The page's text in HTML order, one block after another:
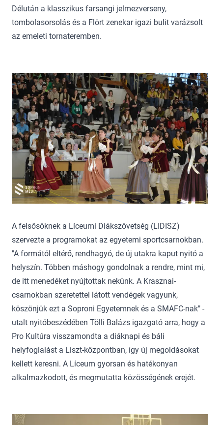
Délután a klasszikus farsangi jelmezverseny,
tombolasorsolás és a Flört zenekar igazi bulit varázsolt
az emeleti tornateremben.
A felsősöknek a Líceumi Diákszövetség (LIDISZ)
szervezte a programokat az egyetemi sportcsarnokban.
"A formától eltérő, rendhagyó, de új utakra kaput nyitó a
helyszín. Többen máshogy gondolnak a rendre, mint mi,
de itt menedéket nyújtottak nekünk. A Krasznai-
csarnokban szeretettel látott vendégek vagyunk,
köszönjük ezt a Soproni Egyetemnek és a SMAFC-nak" -
utalt nyitóbeszédében Tölli Balázs igazgató arra, hogy a
Pro Kultúra visszamondta a diáknapi és báli
helyfoglalást a Liszt-központban, így új megoldásokat
kellett keresni. A Líceum gyorsan és hatékonyan
alkalmazkodott, és megmutatta közösségének erejét.